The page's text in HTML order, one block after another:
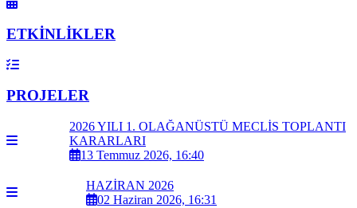
ETKİNLİKLER
PROJELER
2026 YILI 1. OLAĞANÜSTÜ MECLİS TOPLANTI
KARARLARI
13 Temmuz 2026, 16:40
HAZİRAN 2026
02 Haziran 2026, 16:31